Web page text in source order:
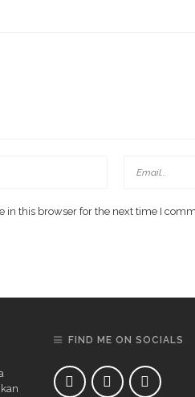
in this browser for the next time I
FIND ME ON SOCIALS